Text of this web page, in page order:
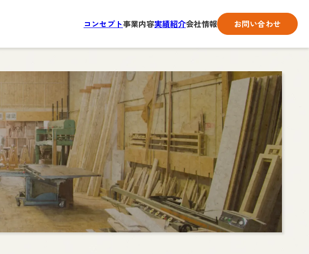
コンセプト事業内容
内装業全般
販売・外注・加工
実績紹介会社情報
企業理念・経営方針
会社概要・沿革
お問い合わせ